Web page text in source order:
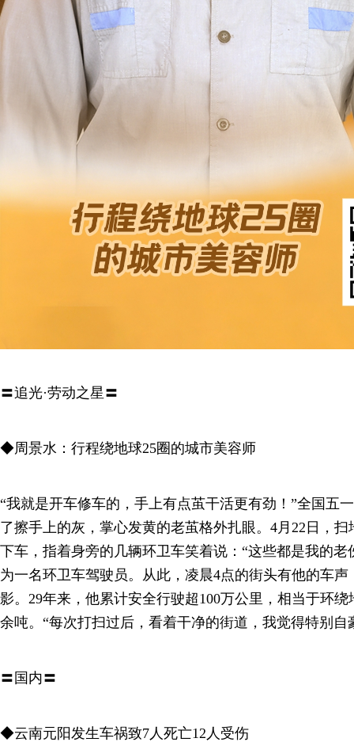
〓追光·劳动之星〓
◆周景水：行程绕地球25圈的城市美容师
“我就是开车修车的，手上有点茧干活更有劲！”全国五
了擦手上的灰，掌心发黄的老茧格外扎眼。4月22日，
下车，指着身旁的几辆环卫车笑着说：“这些都是我的老
为一名环卫车驾驶员。从此，凌晨4点的街头有他的车
影。29年来，他累计安全行驶超100万公里，相当于环绕
余吨。“每次打扫过后，看着干净的街道，我觉得特别自
〓国内〓
◆云南元阳发生车祸致7人死亡12人受伤